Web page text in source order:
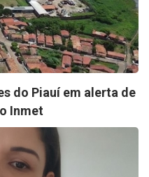
do Piauí em alerta de
Inmet